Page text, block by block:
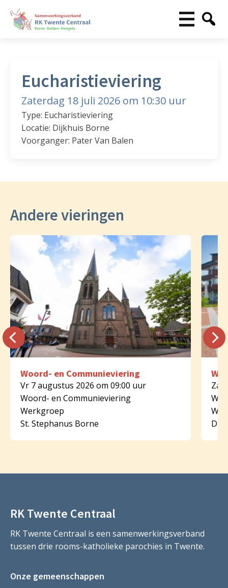
Eucharistieviering
Zaterdag 18 juli 2026 om 10:30 uur
Type: Eucharistieviering
Locatie: Dijkhuis Borne
Voorganger: Pater Van Balen
Andere vieringen
Woord- en Communieviering
Vr 7 augustus 2026 om 09:00 uur
Woord- en Communieviering
Werkgroep
St. Stephanus Borne
Za
RK Twente Centraal
RK Twente Centraal is een samenwerkingsverband
tussen drie rooms-katholieke parochies in Twente.
Onze gemeenschappen